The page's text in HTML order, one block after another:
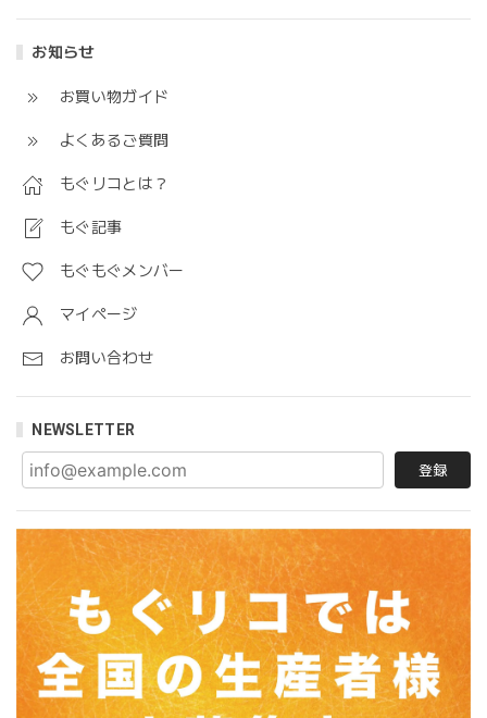
お知らせ
お買い物ガイド
よくあるご質問
もぐリコとは？
もぐ記事
もぐもぐメンバー
マイページ
お問い合わせ
NEWSLETTER
登録